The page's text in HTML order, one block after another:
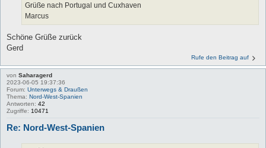
Grüße nach Portugal und Cuxhaven
Marcus
Schöne Grüße zurück
Gerd
Rufe den Beitrag auf
von Saharagerd
2023-06-05 19:37:36
Forum: Unterwegs & Draußen
Thema: Nord-West-Spanien
Antworten: 42
Zugriffe: 10471
Re: Nord-West-Spanien